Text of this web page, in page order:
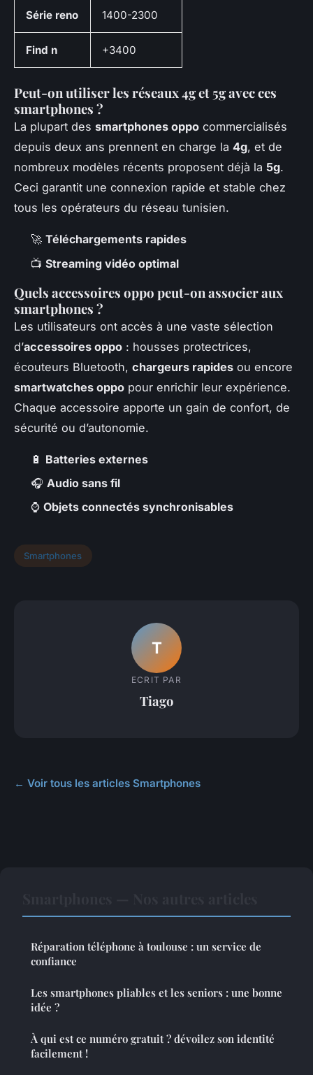
Série reno 1400-2300
Find n +3400
Peut-on utiliser les réseaux 4g et 5g avec ces
smartphones ?
La plupart des smartphones oppo commercialisés
depuis deux ans prennent en charge la 4g, et de
nombreux modèles récents proposent déjà la 5g.
Ceci garantit une connexion rapide et stable chez
tous les opérateurs du réseau tunisien.
🚀 Téléchargements rapides
📺 Streaming vidéo optimal
Quels accessoires oppo peut-on associer aux
smartphones ?
Les utilisateurs ont accès à une vaste sélection
d’accessoires oppo : housses protectrices,
écouteurs Bluetooth, chargeurs rapides ou encore
smartwatches oppo pour enrichir leur expérience.
Chaque accessoire apporte un gain de confort, de
sécurité ou d’autonomie.
🔋 Batteries externes
🎧 Audio sans fil
⌚ Objets connectés synchronisables
Smartphones
T
ECRIT PAR
Tiago
← Voir tous les articles Smartphones
Réparation téléphone à toulouse : un service de
confiance
Les smartphones pliables et les seniors : une bonne
idée ?
À qui est ce numéro gratuit ? dévoilez son identité
facilement !